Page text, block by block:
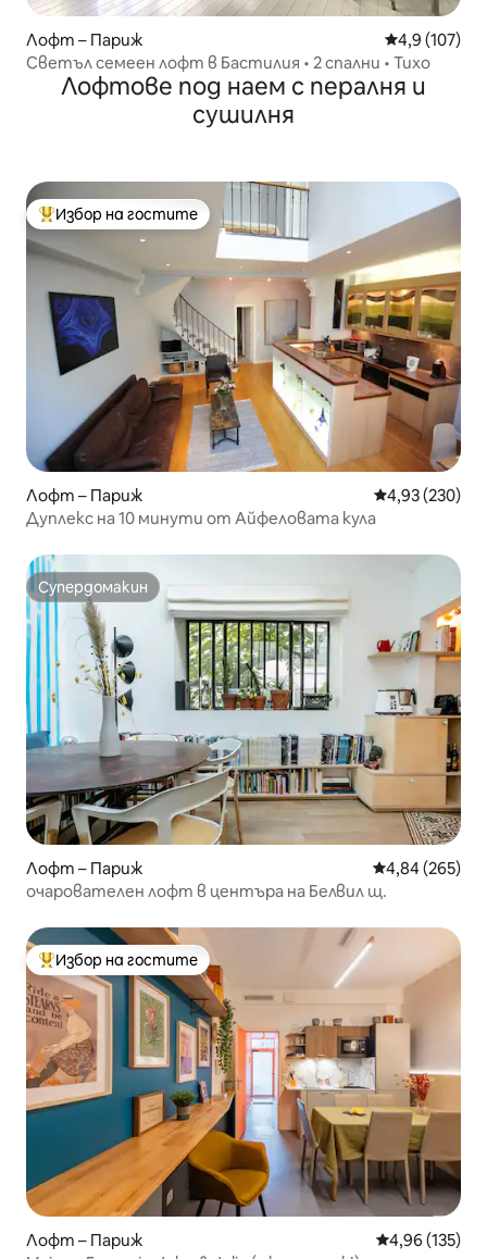
Лофт – Париж Средна
4,9 (107)
Светъл семеен лофт в Бастилия • 2 спални • Тихо
Лофтове под наем с пералня и
сушилня
Най-популярен избор на гостите
Избор на гостите
Лофт – Париж Средна
4,93 (230)
Дуплекс на 10 минути от Айфеловата кула
Супердомакин
Супердомакин
Лофт – Париж Средна
4,84 (265)
очарователен лофт в центъра на Белвил щ.
Най-популярен избор на гостите
Избор на гостите
Лофт – Париж Средна
4,96 (135)